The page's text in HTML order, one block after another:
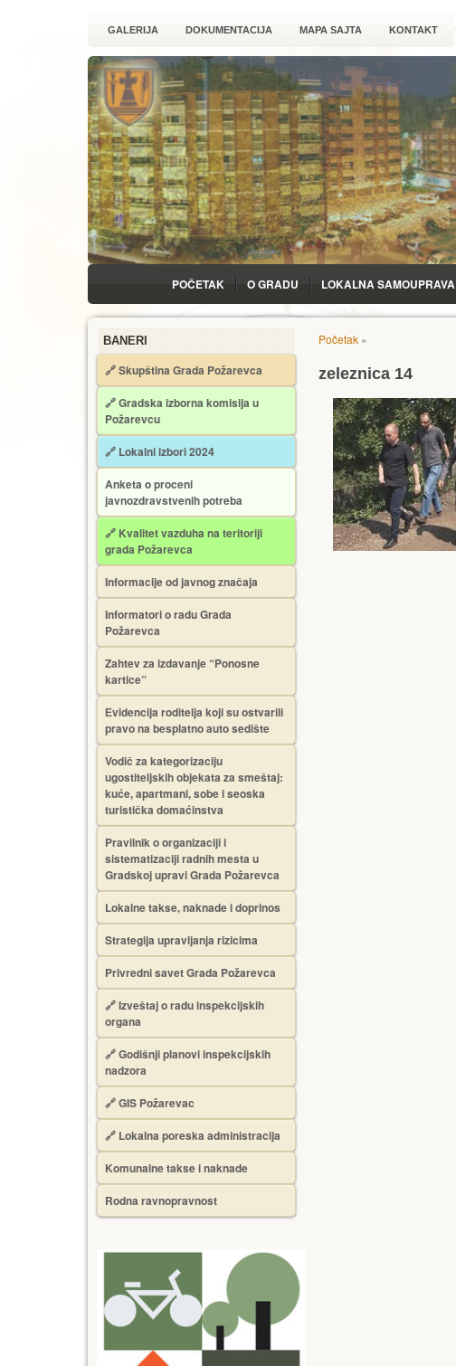
GALERIJA DOKUMENTACIJA MAPA SAJTA KONTAKT
POČETAK O GRADU LOKALNA SAMOUPRAVA
BANERI
🔗 Skupština Grada Požarevca
🔗Gradska izborna komisija u
Požarevcu
🔗 Lokalni izbori 2024
Anketa o proceni
javnozdravstvenih potreba
🔗 Kvalitet vazduha na teritoriji
grada Požarevca
Informacije od javnog značaja
Informatori o radu Grada
Požarevca
Zahtev za izdavanje “Ponosne
kartice”
Еvidencija roditelja koji su ostvarili
pravo na besplatno auto sedište
Vodič za kategorizaciju
ugostiteljskih objekata za smeštaj:
kuće, apartmani, sobe i seoska
turistička domaćinstva
Pravilnik o organizaciji i
sistematizaciji radnih mesta u
Gradskoj upravi Grada Požarevca
Lokalne takse, naknade i doprinos
Strategija upravljanja rizicima
Privredni savet Grada Požarevca
🔗Izveštaj o radu inspekcijskih
organa
🔗Godišnji planovi inspekcijskih
nadzora
🔗 GIS Požarevac
🔗 Lokalna poreska administracija
Komunalne takse i naknade
Rodna ravnopravnost
Početak »
zeleznica 14